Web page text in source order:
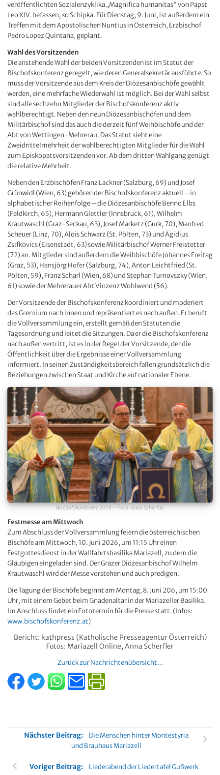
veröffentlichten Sozialenzyklika „Magnifica humanitas“ von Papst
Leo XIV. befassen, so Schipka. Für Dienstag, 9. Juni, ist außerdem ein
Treffen mit dem Apostolischen Nuntius in Österreich, Erzbischof
Pedro Lopez Quintana, geplant.
Wahl des Vorsitzenden
Die anstehende Wahl der beiden Vorsitzenden ist im Statut der
Bischofskonferenz geregelt, wie deren Generalsekretär ausführte. So
muss der Vorsitzende aus dem Kreis der Diözesanbischöfe gewählt
werden, eine mehrfache Wiederwahl ist möglich. Bei der Wahl selbst
sind alle sechzehn Mitglieder der Bischofskonferenz aktiv
wahlberechtigt. Neben den neun Diözesanbischöfen und dem
Militärbischof sind das auch die derzeit fünf Weihbischöfe und der
Abt von Wettingen-Mehrerau. Das Statut sieht eine
Zweidrittelmehrheit der wahlberechtigten Mitglieder für die Wahl
zum Episkopatsvorsitzenden vor. Ab dem dritten Wahlgang genügt
die relative Mehrheit.
Neben den Erzbischöfen Franz Lackner (Salzburg, 69) und Josef
Grünwidl (Wien, 63) gehören der Bischofskonferenz aktuell – in
alphabetischer Reihenfolge – die Diözesanbischöfe Benno Elbs
(Feldkirch, 65), Hermann Glettler (Innsbruck, 61), Wilhelm
Krautwaschl (Graz-Seckau, 63), Josef Marketz (Gurk, 70), Manfred
Scheuer (Linz, 70), Alois Schwarz (St. Pölten, 73) und Ägidius
Zsifkovics (Eisenstadt, 63) sowie Militärbischof Werner Freistetter
(72) an. Mitglieder sind außerdem die Weihbischöfe Johannes Freitag
(Graz, 53), Hansjörg Hofer (Salzburg, 74), Anton Leichtfried (St.
Pölten, 59), Franz Scharl (Wien, 68) und Stephan Turnovszky (Wien,
61) sowie der Mehrerauer Abt Vinzenz Wohlwend (56).
Der Vorsitzende der Bischofskonferenz koordiniert und moderiert
das Gremium nach innen und repräsentiert es nach außen. Er beruft
die Vollversammlung ein, erstellt gemäß den Statuten die
Tagesordnung und leitet die Sitzungen. Da er die Bischofskonferenz
nach außen vertritt, ist es in der Regel der Vorsitzende, der die
Öffentlichkeit über die Ergebnisse einer Vollversammlung
informiert. In seinen Zuständigkeitsbereich fallen grundsätzlich die
Beziehungen zwischen Staat und Kirche auf nationaler Ebene.
Bischofskonferenz 2019 – Foto: Anna Scherfler
Festmesse am Mittwoch
Zum Abschluss der Vollversammlung feiern die österreichischen
Bischöfe am Mittwoch, 10. Juni 2026, um 11:15 Uhr einen
Festgottesdienst in der Wallfahrtsbasilika Mariazell, zu dem die
Gläubigen eingeladen sind. Der Grazer Diözesanbischof Wilhelm
Krautwaschl wird der Messe vorstehen und auch predigen.
Die Tagung der Bischöfe beginnt am Montag, 8. Juni 206, um 15:00
Uhr, mit einem Gebet beim Gnadenaltar in der Mariazeller Basilika.
Im Anschluss findet ein Fototermin für die Presse statt. (Infos:
www.bischofskonferenz.at)
Bericht: kathpress (Katholische Presseagentur Österreich)
Fotos: Mariazell Online, Anna Scherfler
Zurück zur Nachrichtenübersicht...
Nächster Beitrag:
Die Menschen hinter Montestyria
und Brauhaus Mariazell
Voriger Beitrag: Liederabend der Liedertafel Gußwerk